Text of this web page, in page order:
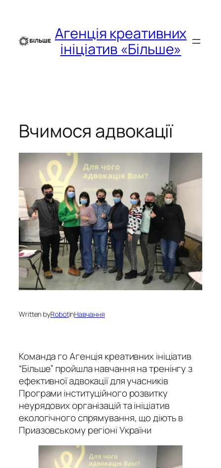
вмісту
Агенція креативних
ініціатив «Більше»
Вчимося адвокації
Written byRobotinНавчання
Команда го Агенція креативних ініціатив
“Більше” пройшла навчання на тренінгу з
ефективної адвокації для учасників
Програми інституційного розвитку
неурядових організацій та ініціатив
екологічного спрямування, що діють в
Приазовському регіоні України